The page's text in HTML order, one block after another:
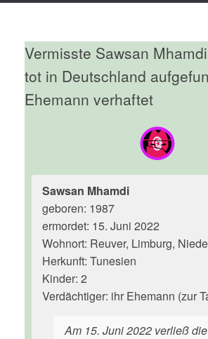
Vermisste Sawsan
tot in Deutschland
Ehemann verhaftet
Sawsan Mhamdi
geboren: 1987
ermordet: 15. Juni 2022
Wohnort: Reuver, Limburg,
Herkunft: Tunesien
Kinder: 2
Verdächtiger: ihr Ehemann (zur
Am 15. Juni 2022 verließ